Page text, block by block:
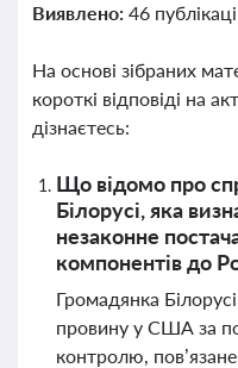
Виявлено: 46
На основі зібраних
короткі відповіді на
дізнаєтесь:
Що відомо про
Білорусі, яка
незаконне
компонентів до
Громадянка
провину у США за
контролю,